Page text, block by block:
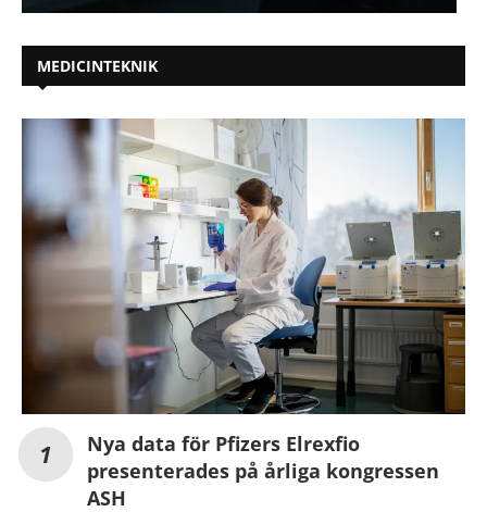
MEDICINTEKNIK
Nya data för Pfizers Elrexfio
presenterades på årliga kongressen
ASH